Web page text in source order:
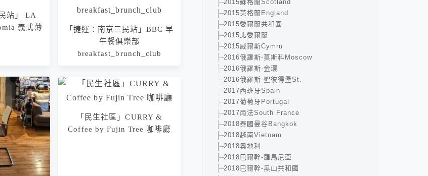
「捷運：南京三民站」釜山湯
飯 부산국밥
站」 LA
義式薄
「捷運：南京三民站」BBC 早
午餐俱樂部
breakfast_brunch_club
「民生社區」CURRY &
Coffee by Fujin Tree 咖啡廳
2015蘇格蘭Scotland
2015英格蘭England
2015愛爾蘭共和國
2015北愛爾蘭
2015威爾斯Cymru
2016俄羅斯-莫斯科Moscow
2016俄羅斯-金環
2016俄羅斯-聖彼得堡St.
2017西班牙Spain
2017葡萄牙Portugal
2017南法South France
2018泰國曼谷Bangkok
2018越南Vietnam
2018奧地利
2018巴爾幹-羅馬尼亞
2018巴爾幹-黑山共和國